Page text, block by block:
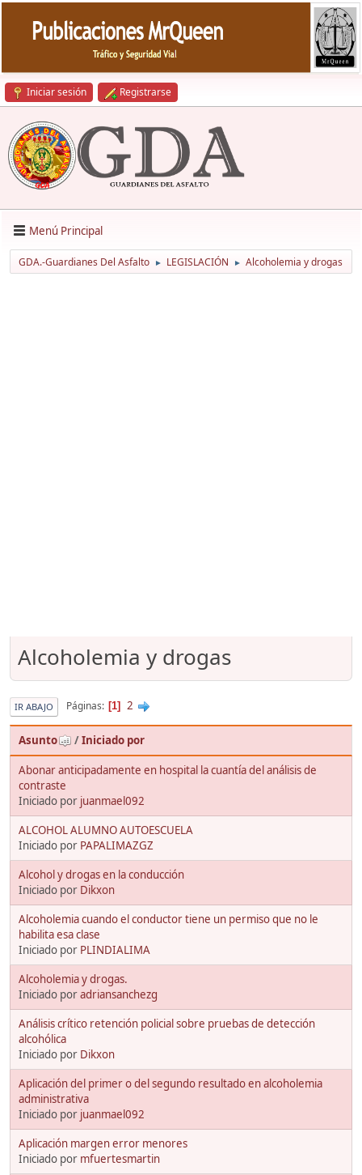
Iniciar sesión Registrarse
Menú Principal
GDA.-Guardianes Del Asfalto ► LEGISLACIÓN ► Alcoholemia y drogas
Alcoholemia y drogas
IR ABAJO Páginas 1 2
Asunto /Iniciado por
Abonar anticipadamente en hospital la cuantía del análisis de
contraste
Iniciado por juanmael092
ALCOHOL ALUMNO AUTOESCUELA
Iniciado por PAPALIMAZGZ
Alcohol y drogas en la conducción
Iniciado por Dikxon
Alcoholemia cuando el conductor tiene un permiso que no le
habilita esa clase
Iniciado por PLINDIALIMA
Alcoholemia y drogas.
Iniciado poradriansanchezg
Análisis crítico retención policial sobre pruebas de detección
alcohólica
Iniciado por Dikxon
Aplicación del primer o del segundo resultado en alcoholemia
administrativa
Iniciado por juanmael092
Aplicación margen error menores
Iniciado por mfuertesmartin